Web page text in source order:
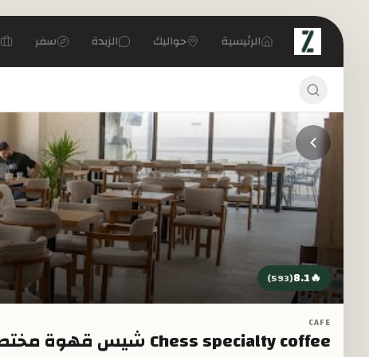
تخطي إلى المحتوى الرئيسي
الرئيسية حواليك الزبدة سفر
🔥
8.1
(
593
)
CAFE
Chess specialty coffee شيس قهوة مختصة